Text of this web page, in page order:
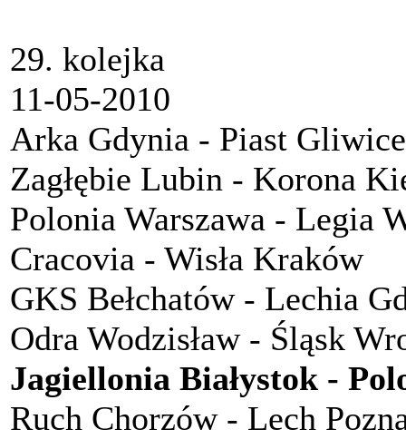
29. kolejka
11-05-2010
Arka Gdynia - Piast Gliwice
Zagłębie Lubin - Korona
Polonia Warszawa - Legia
Cracovia - Wisła Kraków
GKS Bełchatów - Lechia
Odra Wodzisław - Śląsk
Jagiellonia Białystok -
Ruch Chorzów - Lech